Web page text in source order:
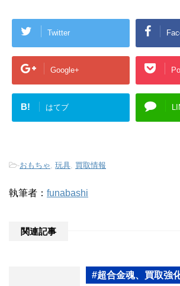
Twitter
Google+
B! はてブ
-おもちゃ 玩具 買取情報
執筆者： funabashi
関連記事
#超合金魂、買取強